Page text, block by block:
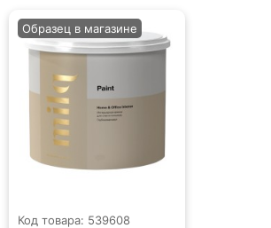
Код товара: 539608
Образец в магазине